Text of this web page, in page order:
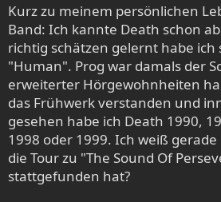
Kurz zu meinem persönlichen
Band: Ich kannte Death schon
richtig schätzen gelernt habe ich
"Human". Prog war damals der
erweiterter Hörgewohnheiten
das Frühwerk verstanden und
gesehen habe ich Death 1990,
1998 oder 1999. Ich weiß
die Tour zu "The Sound Of
stattgefunden hat?